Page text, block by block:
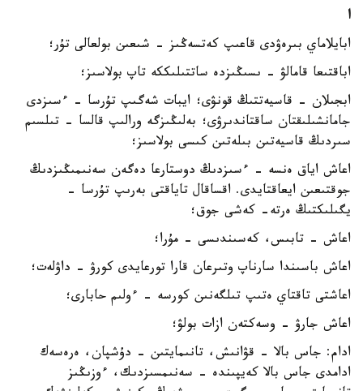
ا
ابايلاماي بىرەۋدى قاعىپ كەتسەڭىز - شىعىن بولعالى تۇر؛
اباقتىعا قامالۋ - ىسىڭىزدە ساتتىلىككە تاپ بولاسىز؛
ابجىلان - قاسيەتتىڭ قونۋى؛ ايبات شەگىپ تۇرسا - ءسىزدى
جامانشىلىقتان ساقتاندىرۋى؛ بەلىڭىزگە ورالىپ قالسا - تىلسىم
سىردىڭ قاسيەتىن بىلەتىن كىسى بولاسىز؛
اعاش اياق ەنسە - ءسىزدىڭ دوستارعا دەگەن سەنىمىڭىزدىڭ
جوقتىعىن ايعاقتايدى. اقساقال تاياقتى بەرىپ تۇرسا -
يگىلىكتىڭ ەرتە- كەشى جوق؛
اعاش - تابىس، كەسىندىسى - مۇرا؛
اعاش باسىندا سارناپ وتىرعان قارا تورعايدى كورۋ - داۋلەت؛
اعاشتى تاقتاي ەتىپ تىلگەنىن كورسە - ءولىم حابارى؛
اعاش جارۋ - وسەكتەن ازات بولۋ؛
ادام: جاس بالا - قۋانىش، تانىمايتىن - دۇشپان، ەرەسەك
ادامدى جاس بالا كەيپىندە - سەنىمسىزدىك، ءوزىڭىز